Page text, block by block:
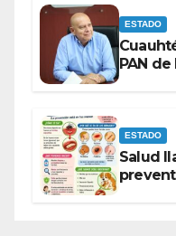
ESTADO
PAN
ESTADO
Salud